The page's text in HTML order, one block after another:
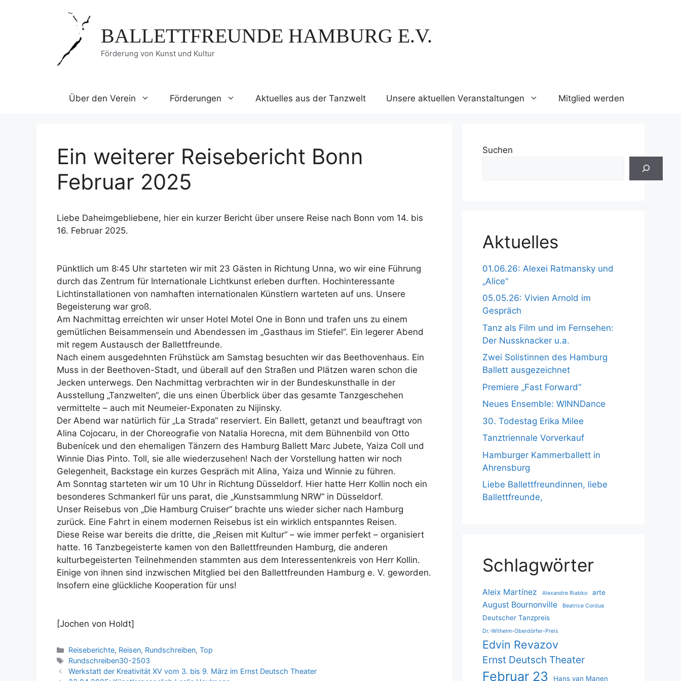
BALLETTFREUNDE HAMBURG E.V.
Förderung von Kunst und Kultur
Über den Verein Förderungen Aktuelles aus der Tanzwelt Unsere aktuellen Veranstaltungen Mitglied werden
Ein weiterer Reisebericht Bonn
Februar 2025
Liebe Daheimgebliebene, hier ein kurzer Bericht über unsere Reise nach Bonn vom 14. bis
16. Februar 2025.
Pünktlich um 8:45 Uhr starteten wir mit 23 Gästen in Richtung Unna, wo wir eine Führung
durch das Zentrum für Internationale Lichtkunst erleben durften. Hochinteressante
Lichtinstallationen von namhaften internationalen Künstlern warteten auf uns. Unsere
Begeisterung war groß.
Am Nachmittag erreichten wir unser Hotel Motel One in Bonn und trafen uns zu einem
gemütlichen Beisammensein und Abendessen im „Gasthaus im Stiefel“. Ein legerer Abend
mit regem Austausch der Ballettfreunde.
Nach einem ausgedehnten Frühstück am Samstag besuchten wir das Beethovenhaus. Ein
Muss in der Beethoven-Stadt, und überall auf den Straßen und Plätzen waren schon die
Jecken unterwegs. Den Nachmittag verbrachten wir in der Bundeskunsthalle in der
Ausstellung „Tanzwelten“, die uns einen Überblick über das gesamte Tanzgeschehen
vermittelte – auch mit Neumeier-Exponaten zu Nijinsky.
Der Abend war natürlich für „La Strada“ reserviert. Ein Ballett, getanzt und beauftragt von
Alina Cojocaru, in der Choreografie von Natalia Horecna, mit dem Bühnenbild von Otto
Bubenícek und den ehemaligen Tänzern des Hamburg Ballett Marc Jubete, Yaiza Coll und
Winnie Dias Pinto. Toll, sie alle wiederzusehen! Nach der Vorstellung hatten wir noch
Gelegenheit, Backstage ein kurzes Gespräch mit Alina, Yaiza und Winnie zu führen.
Am Sonntag starteten wir um 10 Uhr in Richtung Düsseldorf. Hier hatte Herr Kollin noch ein
besonderes Schmankerl für uns parat, die „Kunstsammlung NRW“ in Düsseldorf.
Unser Reisebus von „Die Hamburg Cruiser“ brachte uns wieder sicher nach Hamburg
zurück. Eine Fahrt in einem modernen Reisebus ist ein wirklich entspanntes Reisen.
Diese Reise war bereits die dritte, die „Reisen mit Kultur“ – wie immer perfekt – organisiert
hatte. 16 Tanzbegeisterte kamen von den Ballettfreunden Hamburg, die anderen
kulturbegeisterten Teilnehmenden stammten aus dem Interessentenkreis von Herr Kollin.
Einige von ihnen sind inzwischen Mitglied bei den Ballettfreunden Hamburg e. V. geworden.
Insofern eine glückliche Kooperation für uns!
[Jochen von Holdt]
Kategorien
Reiseberichte, Reisen, Rundschreiben,Top
Schlagwörter
Rundschreiben30-2503
Werkstatt der Kreativität XV vom 3. bis 9. März im Ernst Deutsch Theater
Suchen
Aktuelles
01.06.26: Alexei Ratmansky und
„Alice“
05.05.26: Vivien Arnold im
Gespräch
Tanz als Film und im Fernsehen:
Der Nussknacker u.a.
Zwei Solistinnen des Hamburg
Ballett ausgezeichnet
Premiere „Fast Forward“
Neues Ensemble: WINNDance
30. Todestag Erika Milee
Tanztriennale Vorverkauf
Hamburger Kammerballett in
Ahrensburg
Liebe Ballettfreundinnen, liebe
Ballettfreunde,
Schlagwörter
Aleix Martínez Alexandre Riabko arte
August Bournonville Beatrice Cordua
Deutscher Tanzpreis
Dr.-Wilhelm-Oberdörfer-Preis
Edvin Revazov
Ernst Deutsch Theater
Februar 23 Hans van Manen